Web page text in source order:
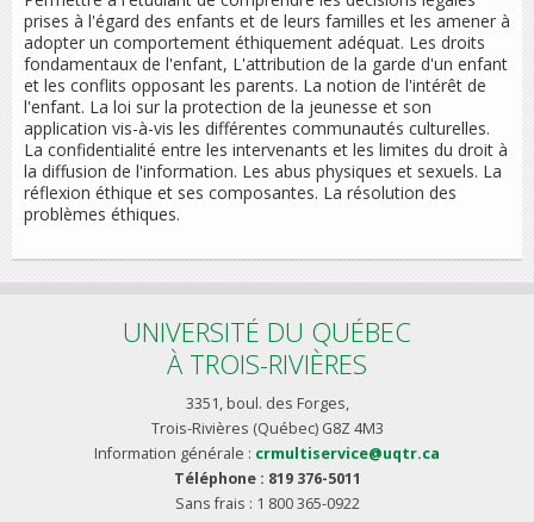
prises à l'égard des enfants et de leurs familles et les amener à
adopter un comportement éthiquement adéquat. Les droits
fondamentaux de l'enfant, L'attribution de la garde d'un enfant
et les conflits opposant les parents. La notion de l'intérêt de
l'enfant. La loi sur la protection de la jeunesse et son
application vis-à-vis les différentes communautés culturelles.
La confidentialité entre les intervenants et les limites du droit à
la diffusion de l'information. Les abus physiques et sexuels. La
réflexion éthique et ses composantes. La résolution des
problèmes éthiques.
UNIVERSITÉ DU QUÉBEC
À TROIS-RIVIÈRES
3351, boul. des Forges,
Trois-Rivières (Québec) G8Z 4M3
Information générale : crmultiservice@uqtr.ca
Téléphone : 819 376-5011
Sans frais : 1 800 365-0922